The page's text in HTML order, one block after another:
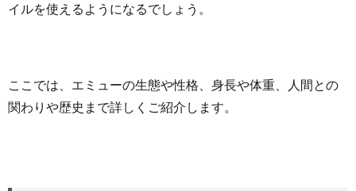
イルを使えるようになるでしょう。
ここでは、エミューの生態や性格、身長や体重、人間との
関わりや歴史まで詳しくご紹介します。